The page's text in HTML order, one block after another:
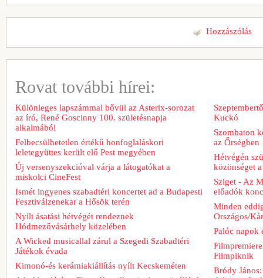
Hozzászólás
Rovat további hírei:
Különleges lapszámmal bővül az Asterix-sorozat
az író, René Goscinny 100. születésnapja
alkalmából
Felbecsülhetetlen értékű honfoglaláskori
leletegyüttes került elő Pest megyében
Új versenyszekcióval várja a látogatókat a
miskolci CineFest
Ismét ingyenes szabadtéri koncertet ad a Budapesti
Fesztiválzenekar a Hősök terén
Nyílt ásatási hétvégét rendeznek
Hódmezővásárhely közelében
A Wicked musicallal zárul a Szegedi Szabadtéri
Játékok évada
Kimonó-és kerámiakiállítás nyílt Kecskeméten
Kuckó
Szombaton
az Őrségben
Hétvégén
közönséget
Sziget - Az
előadók
Minden
Országos/
Palóc napok
Filmpiknik
Bródy